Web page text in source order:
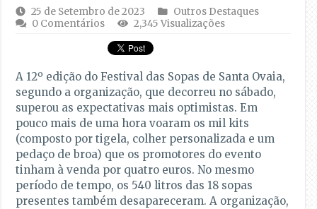
25 de Setembro de 2023
Outros Destaques
0 Comentários
2,345 Visualizações
A 12º edição do Festival das Sopas de Santa Ovaia,
segundo a organização, que decorreu no sábado,
superou as expectativas mais optimistas. Em
pouco mais de uma hora voaram os mil kits
(composto por tigela, colher personalizada e um
pedaço de broa) que os promotores do evento
tinham à venda por quatro euros. No mesmo
período de tempo, os 540 litros das 18 sopas
presentes também desapareceram. A organização,